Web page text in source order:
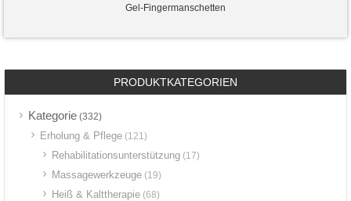
Gel-Fingermanschetten
PRODUKTKATEGORIEN
Kategorie (332)
Erholung & Pflege (121)
Rehabilitationsunterstützung (17)
Massagewerkzeuge (19)
Heiß & Kalttherapie (68)